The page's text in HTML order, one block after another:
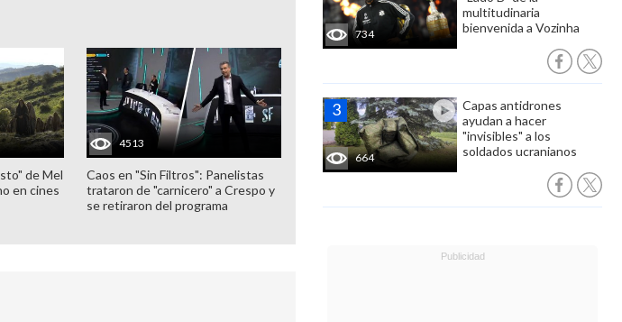
734
multitudinaria
bienvenida a Vozinha
664
Capas antidrones
ayudan a hacer
"invisibles" a los
soldados ucranianos
de Mel
en cines
4513
Caos en "Sin Filtros": Panelistas
trataron de "carnicero" a Crespo y
se retiraron del programa